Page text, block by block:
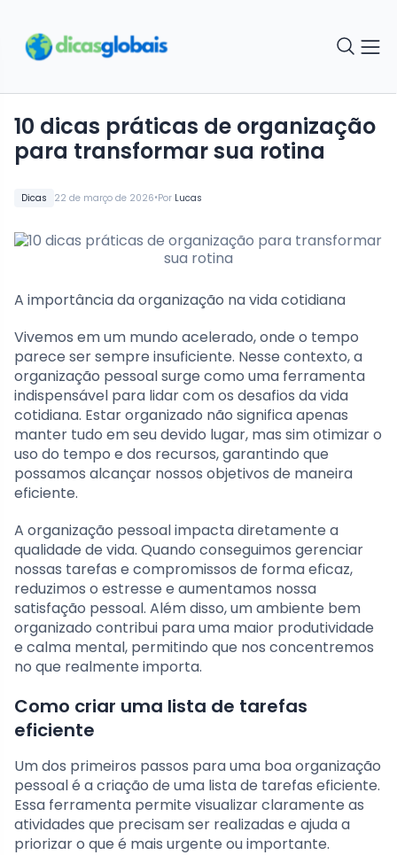
Dicas 22 de março de 2026•Por Lucas
10 dicas práticas de organização
para transformar sua rotina
A importância da organização na vida cotidiana
Vivemos em um mundo acelerado, onde o tempo
parece ser sempre insuficiente. Nesse contexto, a
organização pessoal surge como uma ferramenta
indispensável para lidar com os desafios da vida
cotidiana. Estar organizado não significa apenas
manter tudo em seu devido lugar, mas sim otimizar o
uso do tempo e dos recursos, garantindo que
possamos alcançar nossos objetivos de maneira
eficiente.
A organização pessoal impacta diretamente a
qualidade de vida. Quando conseguimos gerenciar
nossas tarefas e compromissos de forma eficaz,
reduzimos o estresse e aumentamos nossa
satisfação pessoal. Além disso, um ambiente bem
organizado contribui para uma maior produtividade
e calma mental, permitindo que nos concentremos
no que realmente importa.
Como criar uma lista de tarefas
eficiente
Um dos primeiros passos para uma boa organização
pessoal é a criação de uma lista de tarefas eficiente.
Essa ferramenta permite visualizar claramente as
atividades que precisam ser realizadas e ajuda a
priorizar o que é mais urgente ou importante.